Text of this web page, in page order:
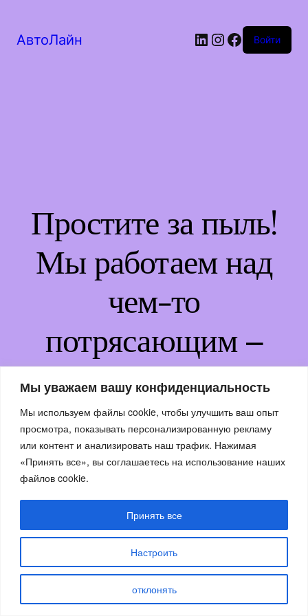
Мы уважаем вашу конфиденциальность
Мы используем файлы cookie, чтобы улучшить ваш опыт
просмотра, показывать персонализированную рекламу
или контент и анализировать наш трафик. Нажимая
«Принять все», вы соглашаетесь на использование наших
файлов cookie.
Настроить
отклонять
Принять все
АвтоЛайн LinkedIn
Instagram
Facebook
Войти
Простите за пыль!
Мы работаем над
чем-то
потрясающим –
возвращайтесь
немного позже!